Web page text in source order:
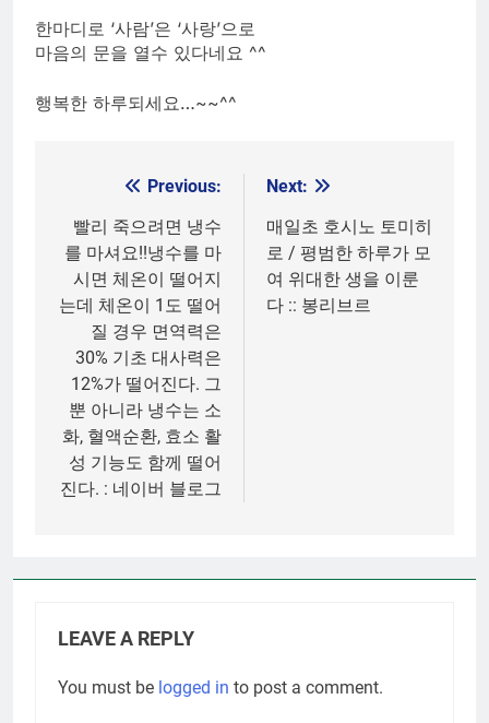
한마디로 ‘사람’은 ‘사랑’으로
마음의 문을 열수 있다네요 ^^
행복한 하루되세요…~~^^
navigation
Previous:
빨리 죽으려면 냉수
를 마셔요!!냉수를 마
시면 체온이 떨어지
는데 체온이 1도 떨어
질 경우 면역력은
30% 기초 대사력은
12%가 떨어진다. 그
뿐 아니라 냉수는 소
화, 혈액순환, 효소 활
성 기능도 함께 떨어
진다. : 네이버 블로그
Next:
매일초 호시노 토미히
로 / 평범한 하루가 모
여 위대한 생을 이룬
다 :: 봉리브르
LEAVE A REPLY
You must be logged in to post a comment.